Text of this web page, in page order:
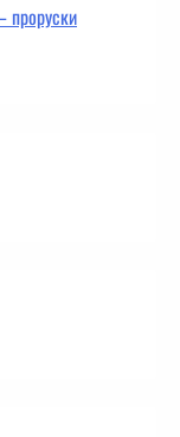
проруски